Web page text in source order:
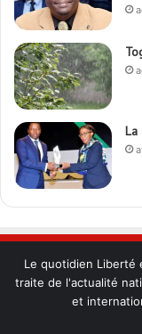
La
Le quotidien Liberté
traite de l'actualité
et